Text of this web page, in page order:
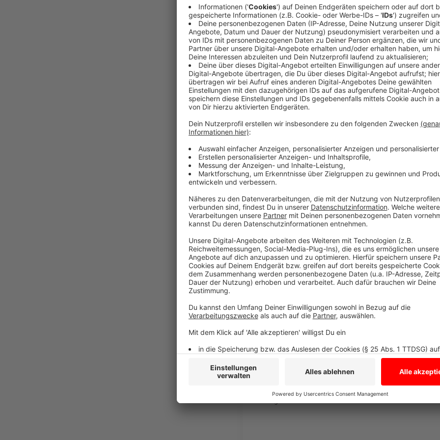
Mit "EVOLUT30N", eine Kombination des Wortes
BoBo seine Liebe zur Dance- und Popmusik. Am
nächsten Jahr kommt er auf große Tour unter
Das Interview mit ihm findet ihr hier nach der
Anzeige
DJ Bobo im Interview bei
Anzeige
Wir benötigen Ihre
den YouTube
laden!
Wir verwenden einen
Drittanbieters, um
einzubetten. Dieser
Ihren Aktivitäten
die Details durch und
Nutzung des Service zu,
Mehr
Akzeptieren
powered byUsercentrics
Die neue Single "Together We Fly" von DJ Bobo -